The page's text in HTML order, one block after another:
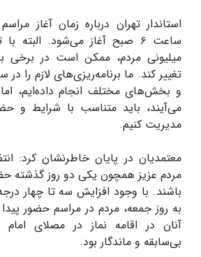
استاندار تهران درباره زمان آغاز
ساعت ۶ صبح آغاز می‌شود.
میلیونی مردم، ممکن است در برخی
تغییر کند. ما برنامه‌ریزی‌های لازم را
و بخش‌های مختلف انجام داده‌ایم،
می‌آیند، باید متناسب با شرایط و
مدیریت کنیم.
معتمدیان در پایان خاطرنشان کرد:
مردم عزیز همچون یکی دو روز گذشته
باشند. با وجود افزایش سه تا چهار
به روز جمعه، مردم در مراسم حضور
آنان در اقامه نماز در مصلای
بی‌سابقه و ماندگار بود.